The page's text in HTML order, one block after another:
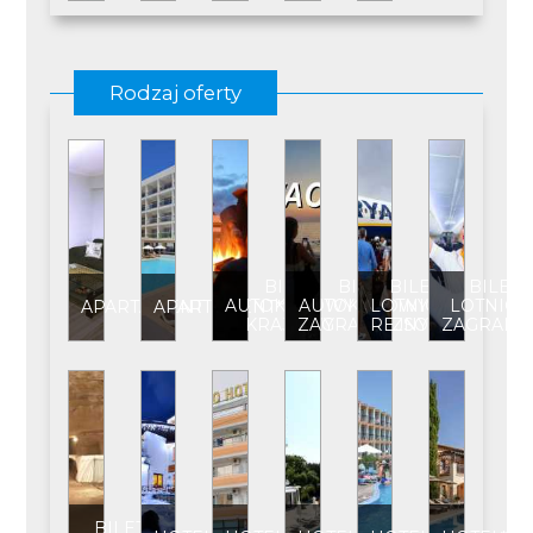
Rodzaj oferty
APARTAMENTAPARTAMENT****
AUTOKAROWY
KRAJOWY
BILET
AUTOKAROWY
ZAGRANICZNY
BILET
LOTNICZY
REJSOWY
BILET
BILET